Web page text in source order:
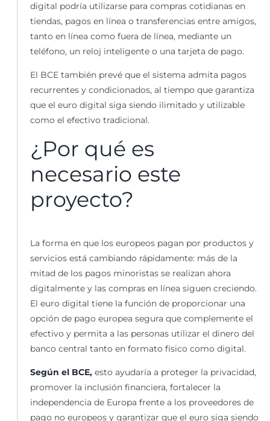
digital podría utilizarse para compras cotidianas en
tiendas, pagos en línea o transferencias entre amigos,
tanto en línea como fuera de línea, mediante un
teléfono, un reloj inteligente o una tarjeta de pago.
El BCE también prevé que el sistema admita pagos
recurrentes y condicionados, al tiempo que garantiza
que el euro digital siga siendo ilimitado y utilizable
como el efectivo tradicional.
¿Por qué es
necesario este
proyecto?
La forma en que los europeos pagan por productos y
servicios está cambiando rápidamente: más de la
mitad de los pagos minoristas se realizan ahora
digitalmente y las compras en línea siguen creciendo.
El euro digital tiene la función de proporcionar una
opción de pago europea segura que complemente el
efectivo y permita a las personas utilizar el dinero del
banco central tanto en formato físico como digital.
Según el BCE,esto ayudaría a proteger la privacidad,
promover la inclusión financiera, fortalecer la
independencia de Europa frente a los proveedores de
pago no europeos y garantizar que el euro siga siendo